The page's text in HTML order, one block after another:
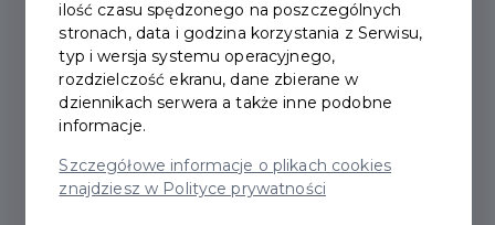
DZIEŃ OTWARTY DOMU
MŁYNARZA
miłośników zabytków na Dzień Otwarty
ilość czasu spędzonego na poszczególnych
stronach, data i godzina korzystania z Serwisu,
typ i wersja systemu operacyjnego,
rozdzielczość ekranu, dane zbierane w
dziennikach serwera a także inne podobne
informacje.
Szczegółowe informacje o plikach cookies
znajdziesz w Polityce prywatności